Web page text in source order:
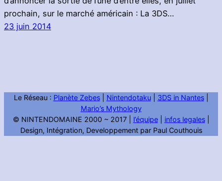
prochain, sur le marché américain : La 3DS…
23 juin 2014
Le Réseau : Planète Zebes| Nintendotaku| 3DS in Nantes|
Mario’s Mythology
© NINTENDOMAINE 2000 ~ 2017 | l’équipe| infos legales|
Design, Intégration, Developpement par Paul Couthouis